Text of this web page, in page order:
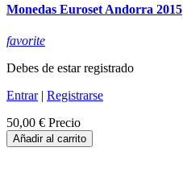
Monedas Euroset Andorra 2015
favorite
Debes de estar registrado
Entrar| Registrarse
50,00 € Precio
Añadir al carrito